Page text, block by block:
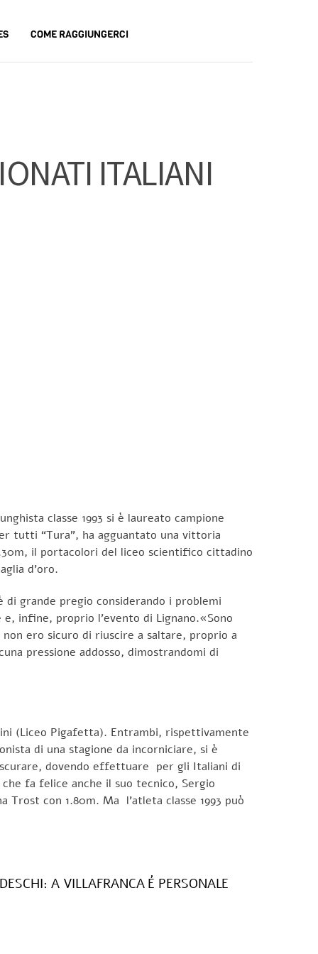
COME RAGGIUNGERCI
ITALIANI
classe 1993 si è laureato campione
tutti “Tura”, ha agguantato una vittoria
il portacolori del liceo scientifico cittadino
d’oro.
grande pregio considerando i problemi
infine, proprio l’evento di Lignano.«Sono
ero sicuro di riuscire a saltare, proprio a
pressione addosso, dimostrandomi di
(Liceo Pigafetta). Entrambi, rispettivamente
di una stagione da incorniciare, si è
dovendo effettuare per gli Italiani di
fa felice anche il suo tecnico, Sergio
Trost con 1.80m. Ma l’atleta classe 1993 può
A VILLAFRANCA É PERSONALE